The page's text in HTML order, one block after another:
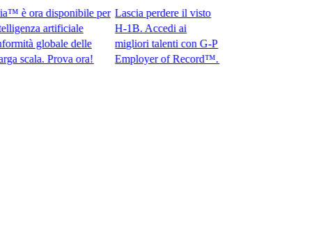
ora disponibile per
artificiale
globale delle
Prova ora!​​
Lascia perdere il visto
H-1B. Accedi ai
migliori talenti con G-P
Employer of Record™.​​